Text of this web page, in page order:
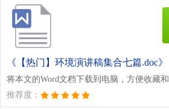
《【热门】环境演讲稿集合七篇.doc》
将本文的Word文档下载到电脑，方便收藏
推荐度：